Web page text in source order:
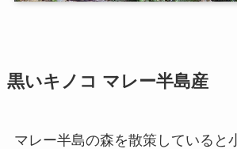
黒いキノコ マレー半島産
マレー半島の森を散策していると